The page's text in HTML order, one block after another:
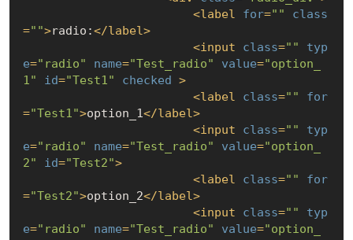
<label for=""
class
="">radio:</label>
<input class=""
typ
e="radio" name="Test_radio" value="option_
1"
id="Test1" checked >
<label class=""
for
="Test1">option_1</label>
<input class=""
typ
e="radio" name="Test_radio" value="option_
2"
id="Test2">
<label class=""
for
="Test2">option_2</label>
<input class=""
typ
e="radio" name="Test_radio" value="option_